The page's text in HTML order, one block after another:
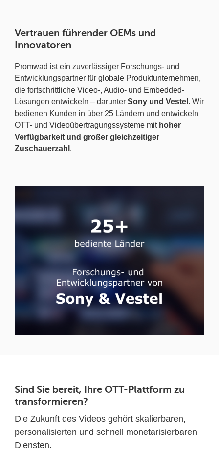
Vertrauen führender OEMs und
Innovatoren
Promwad ist ein zuverlässiger Forschungs- und
Entwicklungspartner für globale Produktunternehmen,
die fortschrittliche Video-, Audio- und Embedded-
Lösungen entwickeln – darunter Sony und Vestel . Wir
bedienen Kunden in über 25 Ländern und entwickeln
OTT- und Videoübertragungssysteme mit hoher
Verfügbarkeit und großer gleichzeitiger
Zuschauerzahl .
Sind Sie bereit, Ihre OTT-Plattform zu
transformieren?
Die Zukunft des Videos gehört skalierbaren,
personalisierten und schnell monetarisierbaren
Diensten.